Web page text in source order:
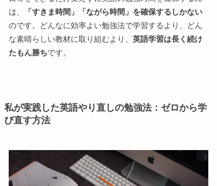
は、
「すきま時間」「ながら時間」を確保するしかない
のです。どんなに効率よい勉強法で学習するより、どん
な素晴らしい教材に取り組むより、 英語学習は長く続け
たもん勝ちです。
私が実践した英語やり直しの勉強法：ゼロから学
び直す方法